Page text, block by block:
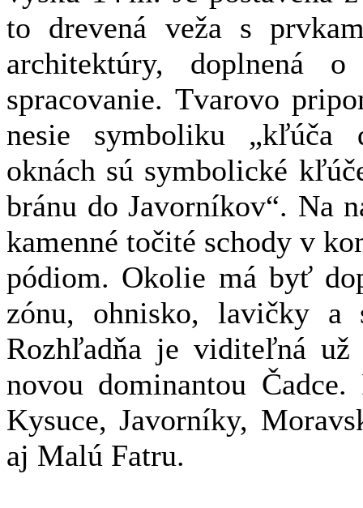
to drevená veža s
architektúry, doplnená o
spracovanie. Tvarovo
nesie symboliku „kľúča
oknách sú symbolické
bránu do Javorníkov“. Na
kamenné točité schody v
pódiom. Okolie má byť
zónu, ohnisko, lavičky a
Rozhľadňa je viditeľná
novou dominantou
Kysuce, Javorníky,
aj Malú Fatru.